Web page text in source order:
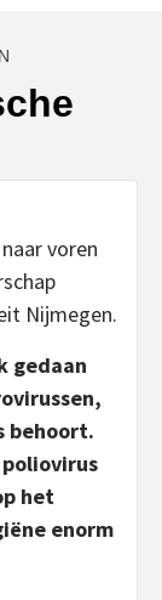
voren
Nijmegen.
gedaan
behoort.
het
enorm